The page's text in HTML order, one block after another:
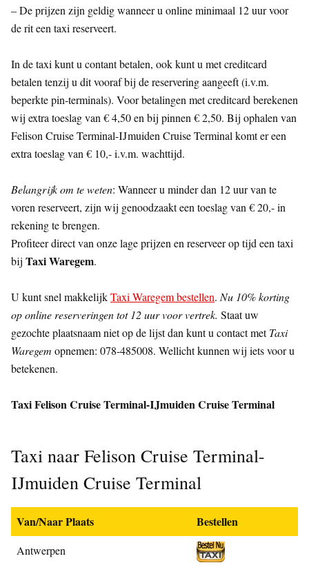
– De prijzen zijn geldig wanneer u online minimaal 12 uur voor
de rit een taxi reserveert.
In de taxi kunt u contant betalen, ook kunt u met creditcard
betalen tenzij u dit vooraf bij de reservering aangeeft (i.v.m.
beperkte pin-terminals). Voor betalingen met creditcard berekenen
wij extra toeslag van € 4,50 en bij pinnen € 2,50. Bij ophalen van
Felison Cruise Terminal-IJmuiden Cruise Terminal komt er een
extra toeslag van € 10,- i.v.m. wachttijd.
Belangrijk om te weten: Wanneer u minder dan 12 uur van te
voren reserveert, zijn wij genoodzaakt een toeslag van € 20,- in
rekening te brengen.
Profiteer direct van onze lage prijzen en reserveer op tijd een taxi
bij Taxi Waregem.
U kunt snel makkelijkTaxi Waregem bestellen. Nu 10% korting
op online reserveringen tot 12 uur voor vertrek. Staat uw
gezochte plaatsnaam niet op de lijst dan kunt u contact metTaxi
Waregem opnemen: 078-485008. Wellicht kunnen wij iets voor u
betekenen.
Taxi Felison Cruise Terminal-IJmuiden Cruise Terminal
Taxi naar Felison Cruise Terminal-
IJmuiden Cruise Terminal
Van/Naar Plaats Bestellen
Antwerpen